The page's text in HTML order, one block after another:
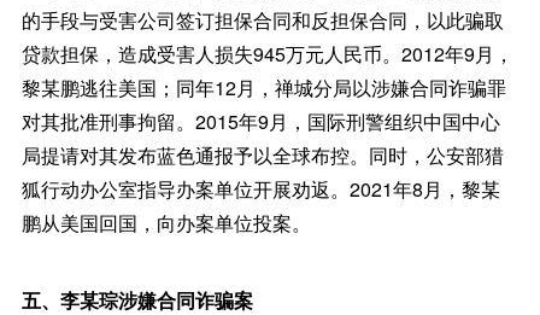
的手段与受害公司签订担保合同和反担保合同，以此骗取
贷款担保，造成受害人损失945万元人民币。2012年9月，
黎某鹏逃往美国；同年12月，禅城分局以涉嫌合同诈骗罪
对其批准刑事拘留。2015年9月，国际刑警组织中国中心
局提请对其发布蓝色通报予以全球布控。同时，公安部猎
狐行动办公室指导办案单位开展劝返。2021年8月，黎某
鹏从美国回国，向办案单位投案。
五、李某琮涉嫌合同诈骗案